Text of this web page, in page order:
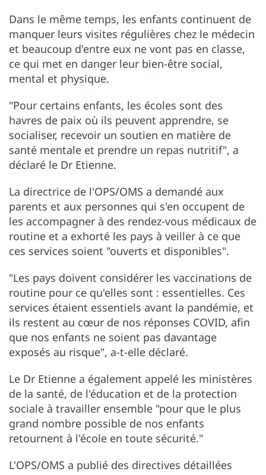
Dans le même temps, les enfants continuent de
manquer leurs visites régulières chez le médecin
et beaucoup d'entre eux ne vont pas en classe,
ce qui met en danger leur bien-être social,
mental et physique.
"Pour certains enfants, les écoles sont des
havres de paix où ils peuvent apprendre, se
socialiser, recevoir un soutien en matière de
santé mentale et prendre un repas nutritif", a
déclaré le Dr Etienne.
La directrice de l'OPS/OMS a demandé aux
parents et aux personnes qui s'en occupent de
les accompagner à des rendez-vous médicaux de
routine et a exhorté les pays à veiller à ce que
ces services soient "ouverts et disponibles".
"Les pays doivent considérer les vaccinations de
routine pour ce qu'elles sont : essentielles. Ces
services étaient essentiels avant la pandémie, et
ils restent au cœur de nos réponses COVID, afin
que nos enfants ne soient pas davantage
exposés au risque", a-t-elle déclaré.
Le Dr Etienne a également appelé les ministères
de la santé, de l'éducation et de la protection
sociale à travailler ensemble "pour que le plus
grand nombre possible de nos enfants
retournent à l'école en toute sécurité."
L'OPS/OMS a publié des directives détaillées